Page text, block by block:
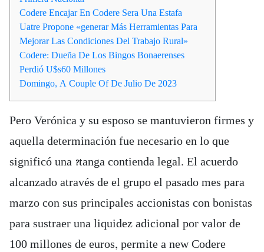
Codere Encajar En Codere Sera Una Estafa
Uatre Propone «generar Más Herramientas Para
Mejorar Las Condiciones Del Trabajo Rural»
Codere: Dueña De Los Bingos Bonaerenses
Perdió U$s60 Millones
Domingo, A Couple Of De Julio De 2023
Pero Verónica y su esposo se mantuvieron firmes y
aquella determinación fue necesario en lo que
significó una ?tanga contienda legal. El acuerdo
alcanzado através de el grupo el pasado mes para
marzo con sus principales accionistas con bonistas
para sustraer una liquidez adicional por valor de
100 millones de euros, permite a new Codere